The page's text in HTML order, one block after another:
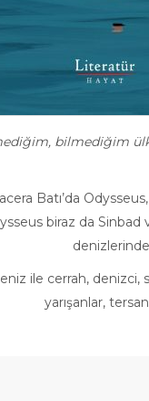
bilmediğim
Batı’da
biraz da
ile cerrah, denizci,
yarışanlar,